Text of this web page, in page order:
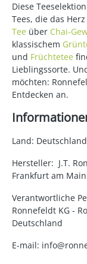
Diese
Tees, die das
Tee über Chai-
klassischem
und Früchtetee
Lieblingssorte.
möchten:
Entdecken an.
Land: Deutschland
Hersteller: J.T.
Frankfurt am
Verantwortliche
Ronnefeldt KG -
Deutschland
E-mail: